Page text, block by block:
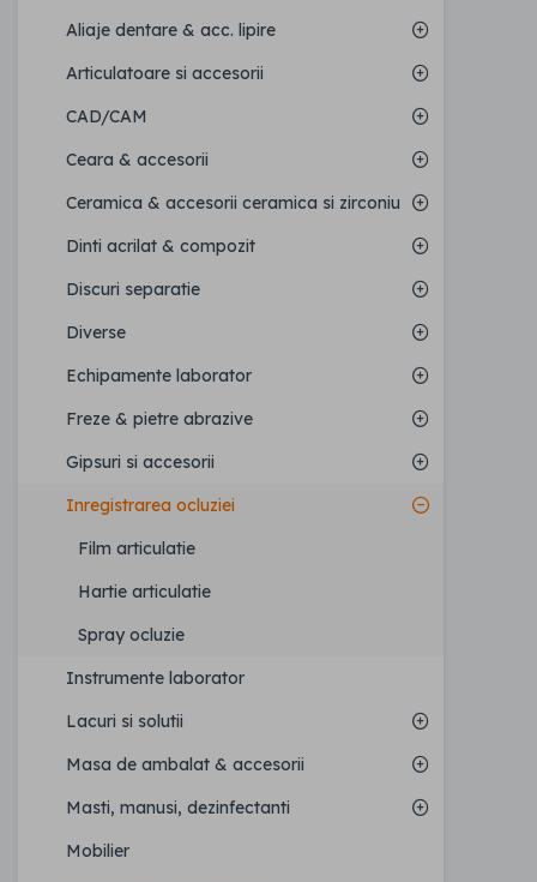
Aliaje dentare & acc. lipire
Articulatoare si accesorii
CAD/CAM
Ceara & accesorii
Ceramica & accesorii ceramica si zirconiu
Dinti acrilat & compozit
Discuri separatie
Diverse
Echipamente laborator
Freze & pietre abrazive
Gipsuri si accesorii
Inregistrarea ocluziei
Film articulatie
Hartie articulatie
Spray ocluzie
Instrumente laborator
Lacuri si solutii
Masa de ambalat & accesorii
Masti, manusi, dezinfectanti
Mobilier